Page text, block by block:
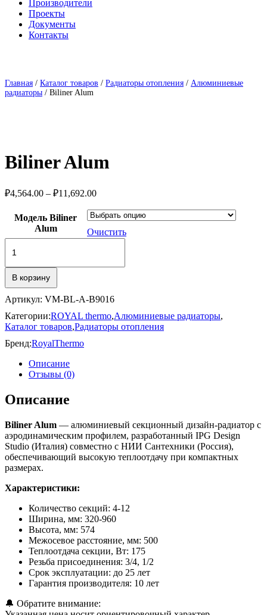
Производители
Проекты
Документы
Контакты
Главная / Каталог товаров / Радиаторы отопления / Алюминиевые
радиаторы / Biliner Alum
Biliner Alum
₽4,564.00 – ₽11,692.00Диапазон
₽4,564.00
₽11,692.00
Модель Biliner
Alum
Очистить
товара
Alum
В корзину
Артикул: VM-BL-A-B9016
Категории:ROYAL thermo,Алюминиевые радиаторы,
Каталог товаров,Радиаторы отопления
Бренд:RoyalThermo
Описание
Отзывы (0)
Описание
Biliner Alum — алюминиевый секционный дизайн-радиатор с
аэродинамическим профилем, разработанный IPG Design
Studio (Италия) совместно с НИИ Сантехники (Россия),
обеспечивающий высокую теплоотдачу при компактных
размерах.
Характеристики:
Количество секций: 4-12
Ширина, мм: 320-960
Высота, мм: 574
Межосевое расстояние, мм: 500
Теплоотдача секции, Вт: 175
Резьба присоединения: 3/4, 1/2
Срок эксплуатации: до 25 лет
Гарантия производителя: 10 лет
🔔 Обратите внимание: